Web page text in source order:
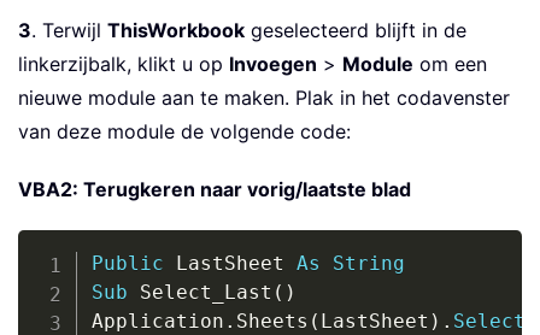
3. Terwijl ThisWorkbook geselecteerd blijft in de
linkerzijbalk, klikt u op Invoegen > Module om een
nieuwe module aan te maken. Plak in het codavenster
van deze module de volgende code:
VBA2: Terugkeren naar vorig/laatste blad
Public LastSheet As
String
Sub Select_Last ( )
Application . Sheets ( LastSheet ) . Select